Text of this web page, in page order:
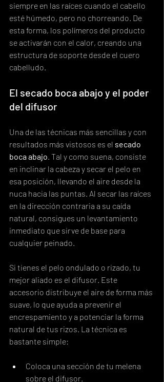
siempre en las raíces cuando el cabello
esté húmedo, pero no chorreando. De
esta forma, los polímeros del producto
se activarán con el calor, creando una
estructura de soporte desde el cuero
cabelludo.
El secado boca abajo y el poder
del difusor
Una de las técnicas más sencillas y con
resultados más vistosos es el secado
boca abajo. Tal y como suena, consiste
en inclinar la cabeza y secar el pelo en
esa posición, llevando el aire desde la
nuca hacia las puntas. Al secar las raíces
en la dirección contraria a su caída
natural, consigues un levantamiento
inmediato que sirve de base para
cualquier peinado.
Si tienes el pelo ondulado o rizado, tu
mejor aliado es el difusor. Este
accesorio distribuye el aire de forma más
suave, lo que ayuda a prevenir el
encrespamiento y a potenciar la forma
natural de tus rizos. La técnica es
bastante simple:
Coloca una sección de tu melena
sobre el difusor.